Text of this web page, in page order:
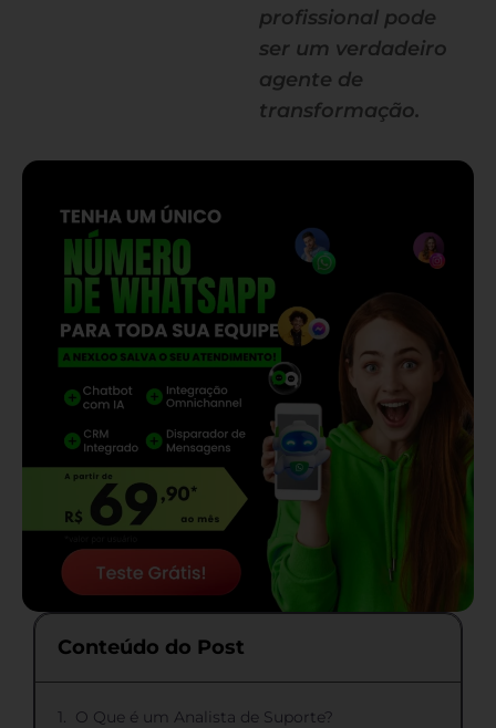
profissional pode
ser um verdadeiro
agente de
transformação.
Conteúdo do Post
O Que é um Analista de Suporte?